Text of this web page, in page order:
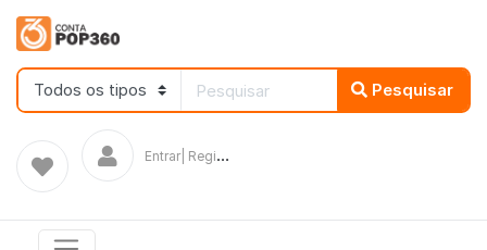
Pesquisar
E
ntrar| Registrar